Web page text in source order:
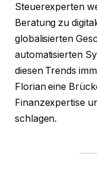
Steuerexperten
Beratung zu
globalisierten
automatisierten
diesen Trends
Florian eine
Finanzexpertise
schlagen.